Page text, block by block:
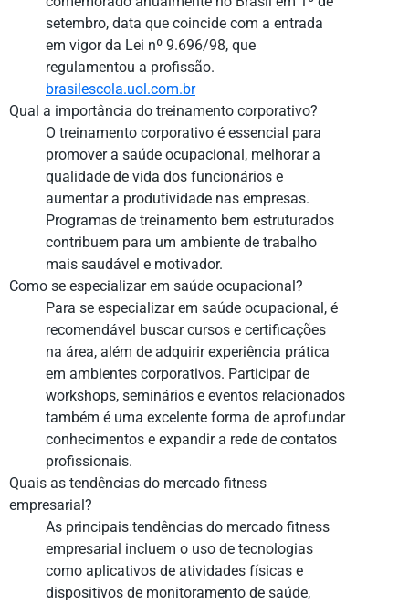
setembro, data que coincide com a entrada
em vigor da Lei nº 9.696/98, que
regulamentou a profissão.
brasilescola.uol.com.br
Qual a importância do treinamento corporativo?
O treinamento corporativo é essencial para
promover a saúde ocupacional, melhorar a
qualidade de vida dos funcionários e
aumentar a produtividade nas empresas.
Programas de treinamento bem estruturados
contribuem para um ambiente de trabalho
mais saudável e motivador.
Como se especializar em saúde ocupacional?
Para se especializar em saúde ocupacional, é
recomendável buscar cursos e certificações
na área, além de adquirir experiência prática
em ambientes corporativos. Participar de
workshops, seminários e eventos relacionados
também é uma excelente forma de aprofundar
conhecimentos e expandir a rede de contatos
profissionais.
Quais as tendências do mercado fitness
empresarial?
As principais tendências do mercado fitness
empresarial incluem o uso de tecnologias
como aplicativos de atividades físicas e
dispositivos de monitoramento de saúde,